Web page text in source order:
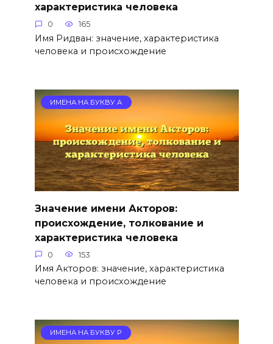
характеристика человека
0 165
Имя Ридван: значение, характеристика
человека и происхождение
ИМЕНА НА БУКВУ А
Значение имени Акторов:
происхождение, толкование и
характеристика человека
0 153
Имя Акторов: значение, характеристика
человека и происхождение
ИМЕНА НА БУКВУ Р